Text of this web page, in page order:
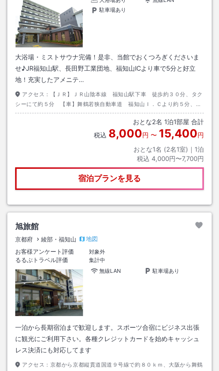
駐車場あり
大浴場・ミストサウナ完備！是非、当館でおくつろぎくださいま
せ♪JR福知山駅、長田野工業団地、福知山ICより車で5分と好立
地！充実したアメニテ…
アクセス：
【ＪＲ】ＪＲ山陰本線 福知山駅下車 徒歩約３０分、タク
シーにて約５分 【車】舞鶴若狭自動車道 福知山Ｉ．Ｃより約５分、国
道９号線へ 目標物：福知山警察署
おとな2名 1泊1部屋 合計
税込 8,000円 〜 15,400円
おとな1名 (2名1室)｜ 1泊
税込 4,000円〜7,700円
宿泊プランを見る
旭旅館
京都府 綾部・福知山
地図
お客様アンケート評価
対象外
るるぶトラベル評価
集計中
無線LAN
駐車場あり
一泊から長期宿泊まで歓迎します。スポーツ合宿にビジネス出張
に観光にご利用下さい。各種クレジットカードを始めキャッシュ
レス決済にも対応してます
アクセス： 京都から京都縦貫道国道９号線で約８０ｋｍ、大阪から舞鶴